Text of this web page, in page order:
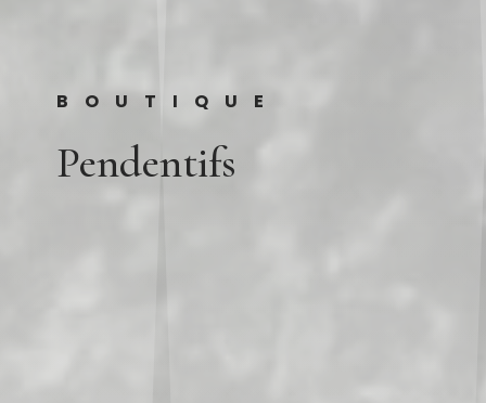
BOUTIQUE
Pendentifs